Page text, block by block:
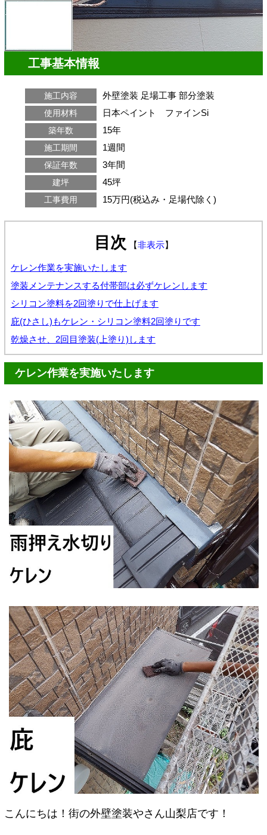
工事基本情報
施工内容 外壁塗装 足場工事 部分塗装
使用材料 日本ペイント ファインSi
築年数 15年
施工期間 1週間
保証年数 3年間
建坪 45坪
工事費用 15万円(税込み・足場代除く)
目次 【非表示】
ケレン作業を実施いたします
塗装メンテナンスする付帯部は必ずケレンします
シリコン塗料を2回塗りで仕上げます
庇(ひさし)もケレン・シリコン塗料2回塗りです
乾燥させ、2回目塗装(上塗り)します
ケレン作業を実施いたします
こんにちは！街の外壁塗装やさん山梨店です！